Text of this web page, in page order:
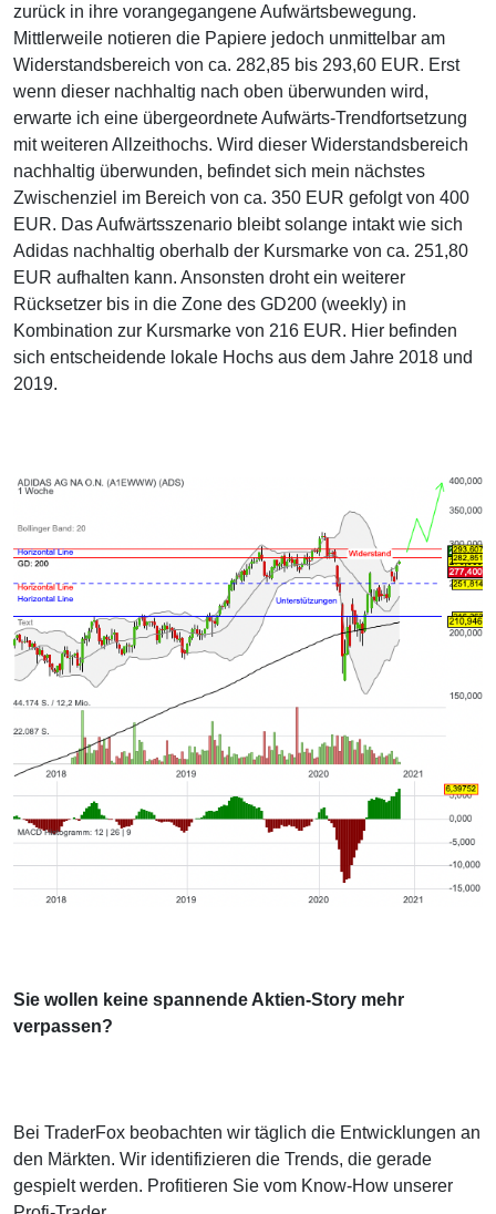
zurück in ihre vorangegangene Aufwärtsbewegung.
Mittlerweile notieren die Papiere jedoch unmittelbar am
Widerstandsbereich von ca. 282,85 bis 293,60 EUR. Erst
wenn dieser nachhaltig nach oben überwunden wird,
erwarte ich eine übergeordnete Aufwärts-Trendfortsetzung
mit weiteren Allzeithochs. Wird dieser Widerstandsbereich
nachhaltig überwunden, befindet sich mein nächstes
Zwischenziel im Bereich von ca. 350 EUR gefolgt von 400
EUR. Das Aufwärtsszenario bleibt solange intakt wie sich
Adidas nachhaltig oberhalb der Kursmarke von ca. 251,80
EUR aufhalten kann. Ansonsten droht ein weiterer
Rücksetzer bis in die Zone des GD200 (weekly) in
Kombination zur Kursmarke von 216 EUR. Hier befinden
sich entscheidende lokale Hochs aus dem Jahre 2018 und
2019.
Sie wollen keine spannende Aktien-Story mehr
verpassen?
Bei TraderFox beobachten wir täglich die Entwicklungen an
den Märkten. Wir identifizieren die Trends, die gerade
gespielt werden. Profitieren Sie vom Know-How unserer